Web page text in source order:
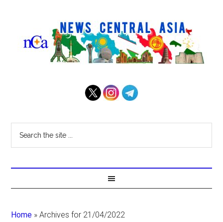
Home »Archives for 21/04/2022